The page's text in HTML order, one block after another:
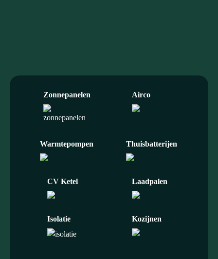
Zonnepanelen Airco
Warmtepompen Thuisbatterijen
CV Ketel Laadpalen
Isolatie Kozijnen